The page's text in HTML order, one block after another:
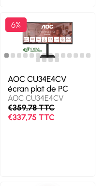
ms, Format d'image:
16:9, Angle de vision
horizontal: 178°, Angle
de vision vertical: 178°.
Haut-parleurs intégrés.
intégré, Version du
concentrateur USB: 3.2
Gen 1 (3.1 Gen 1).
Montage VESA,
Réglage de la hauteur.
Couleur du produit:
6%
AOC CU34E4CV
écran plat de PC
AOC CU34E4CV
€359,78 TTC
€337,75 TTC